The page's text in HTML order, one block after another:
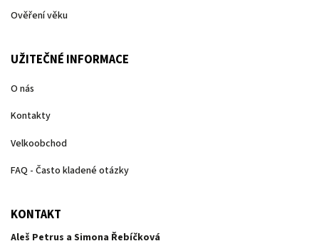
Ověření věku
UŽITEČNÉ INFORMACE
O nás
Kontakty
Velkoobchod
FAQ - Často kladené otázky
KONTAKT
Aleš Petrus a Simona Řebíčková